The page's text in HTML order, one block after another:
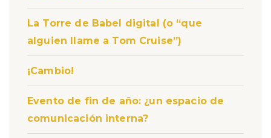
La Torre de Babel digital (o “que
alguien llame a Tom Cruise”)
¡Cambio!
Evento de fin de año: ¿un espacio de
comunicación interna?